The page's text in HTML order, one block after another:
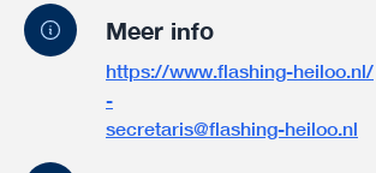
Meer info
https://www.flashing-heiloo.nl/
-
secretaris@flashing-heiloo.nl